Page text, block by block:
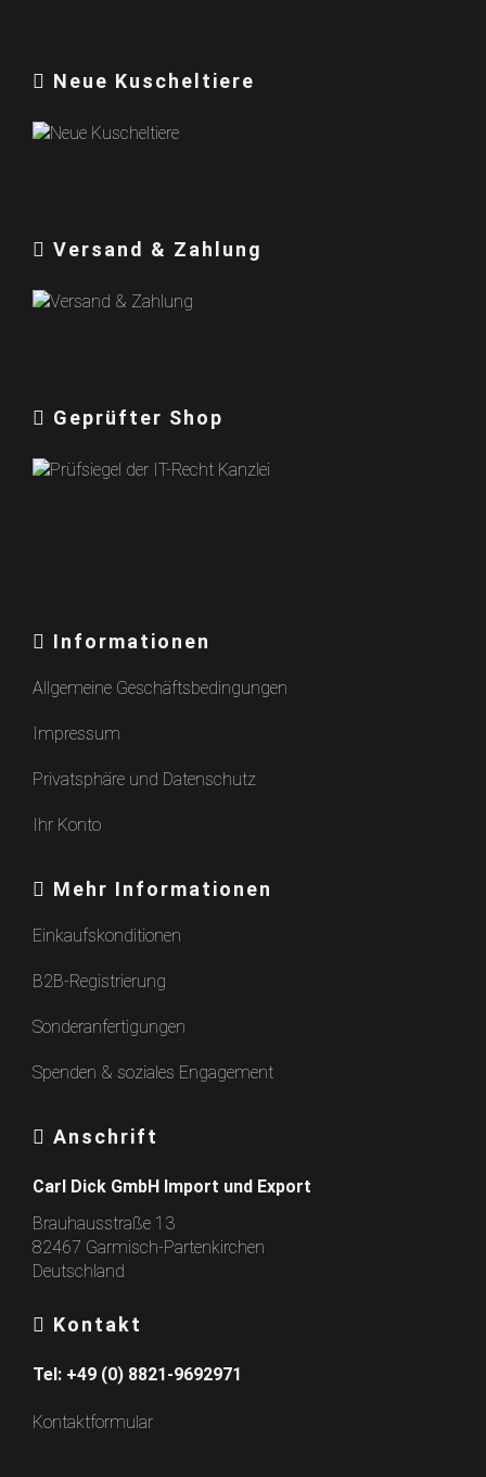
Neue Kuscheltiere
Versand & Zahlung
Geprüfter Shop
Informationen
Allgemeine Geschäftsbedingungen
Impressum
Privatsphäre und Datenschutz
Ihr Konto
Mehr Informationen
Einkaufskonditionen
B2B-Registrierung
Sonderanfertigungen
Spenden & soziales Engagement
Anschrift
Carl Dick GmbH Import und Export
Brauhausstraße 13
82467 Garmisch-Partenkirchen
Deutschland
Kontakt
Tel: +49 (0) 8821-9692971
Kontaktformular